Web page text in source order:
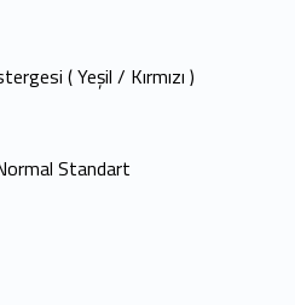
( Yeşil / Kırmızı )
Standart